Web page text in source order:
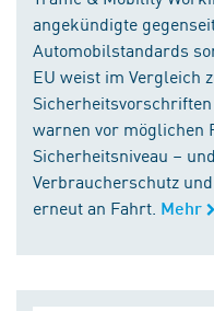
angekündigte
Automobilstandards
EU weist im Vergleich
warnen vor möglichen
Sicherheitsniveau –
Verbraucherschutz
erneut an Fahrt. Mehr